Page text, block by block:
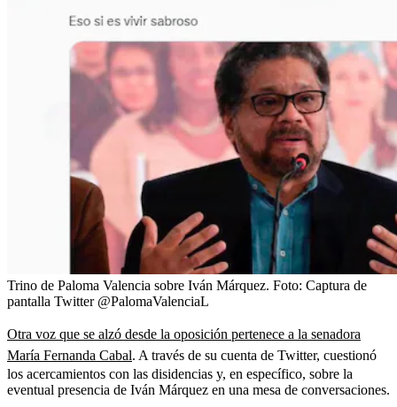
Trino de Paloma Valencia sobre Iván Márquez. Foto: Captura de
pantalla Twitter @PalomaValenciaL
Otra voz que se alzó desde la oposición pertenece a la senadora
María Fernanda Cabal. A través de su cuenta de Twitter, cuestionó
los acercamientos con las disidencias y, en específico, sobre la
eventual presencia de Iván Márquez en una mesa de conversaciones.